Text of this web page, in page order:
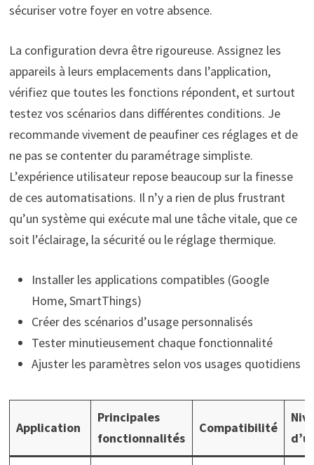
sécuriser votre foyer en votre absence.
La configuration devra être rigoureuse. Assignez les
appareils à leurs emplacements dans l’application,
vérifiez que toutes les fonctions répondent, et surtout
testez vos scénarios dans différentes conditions. Je
recommande vivement de peaufiner ces réglages et de
ne pas se contenter du paramétrage simpliste.
L’expérience utilisateur repose beaucoup sur la finesse
de ces automatisations. Il n’y a rien de plus frustrant
qu’un système qui exécute mal une tâche vitale, que ce
soit l’éclairage, la sécurité ou le réglage thermique.
Installer les applications compatibles (Google
Home, SmartThings)
Créer des scénarios d’usage personnalisés
Tester minutieusement chaque fonctionnalité
Ajuster les paramètres selon vos usages quotidiens
Application
Principales
fonctionnalités
Compatibilité